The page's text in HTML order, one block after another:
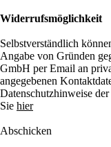
Widerrufsmöglichkeit
Selbstverständlich
Angabe von Gründen
GmbH per Email an
angegebenen
Datenschutzhinweise
Sie hier
Abschicken